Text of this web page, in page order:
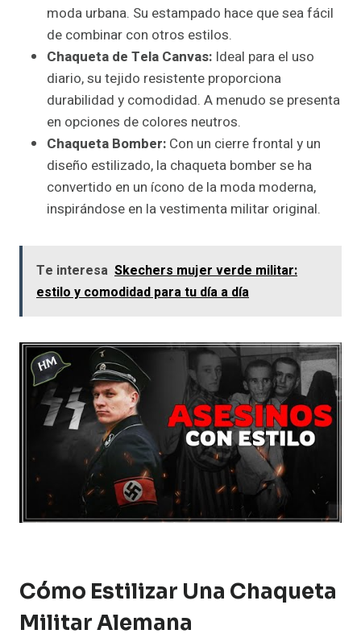
moda urbana. Su estampado hace que sea fácil
de combinar con otros estilos.
Chaqueta de Tela Canvas: Ideal para el uso
diario, su tejido resistente proporciona
durabilidad y comodidad. A menudo se presenta
en opciones de colores neutros.
Chaqueta Bomber: Con un cierre frontal y un
diseño estilizado, la chaqueta bomber se ha
convertido en un ícono de la moda moderna,
inspirándose en la vestimenta militar original.
Te interesa Skechers mujer verde militar:
estilo y comodidad para tu día a día
Cómo Estilizar Una Chaqueta
Militar Alemana